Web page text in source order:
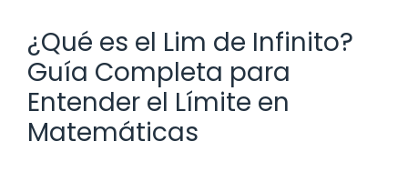
¿Qué es el Lim de Infinito?
Guía Completa para
Entender el Límite en
Matemáticas